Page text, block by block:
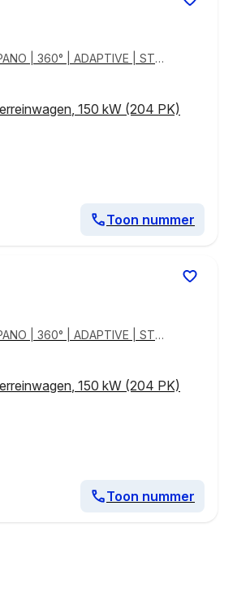
| 360° | ADAPTIVE | STO
150 kW (204 PK)
Toon nummer
| 360° | ADAPTIVE | STO
150 kW (204 PK)
Toon nummer